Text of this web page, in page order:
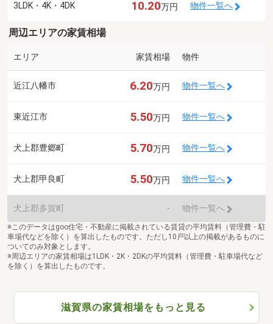
3LDK・4K・4DK 10.20万円 物件一覧へ
周辺エリアの家賃相場
エリア 家賃相場 物件
近江八幡市 6.20万円 物件一覧へ
東近江市 5.50万円 物件一覧へ
犬上郡豊郷町 5.70万円 物件一覧へ
犬上郡甲良町 5.50万円 物件一覧へ
犬上郡多賀町 - 物件一覧へ
※このデータはgoo住宅・不動産に掲載されている賃貸の平均賃料（管理費・駐
車場代などを除く）を算出したものです。ただし10戸以上の掲載があるものに
ついてのみ対象とします。
※周辺エリアの家賃相場は1LDK・2K・2DKの平均賃料（管理費・駐車場代など
を除く）を算出したものです。
滋賀県の家賃相場をもっと見る